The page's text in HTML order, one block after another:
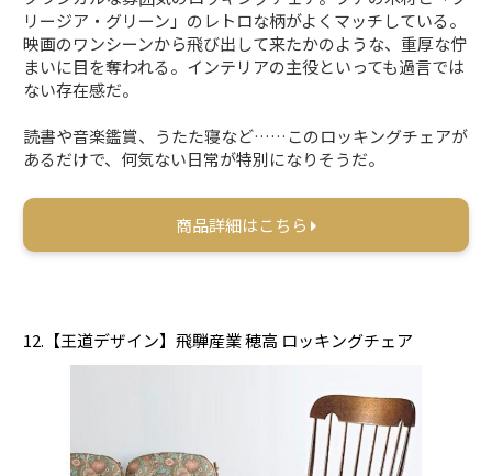
リージア・グリーン」のレトロな柄がよくマッチしている。
映画のワンシーンから飛び出して来たかのような、重厚な佇
まいに目を奪われる。インテリアの主役といっても過言では
ない存在感だ。
読書や音楽鑑賞、うたた寝など……このロッキングチェアが
あるだけで、何気ない日常が特別になりそうだ。
商品詳細はこちら
12.【王道デザイン】飛騨産業 穂高 ロッキングチェア